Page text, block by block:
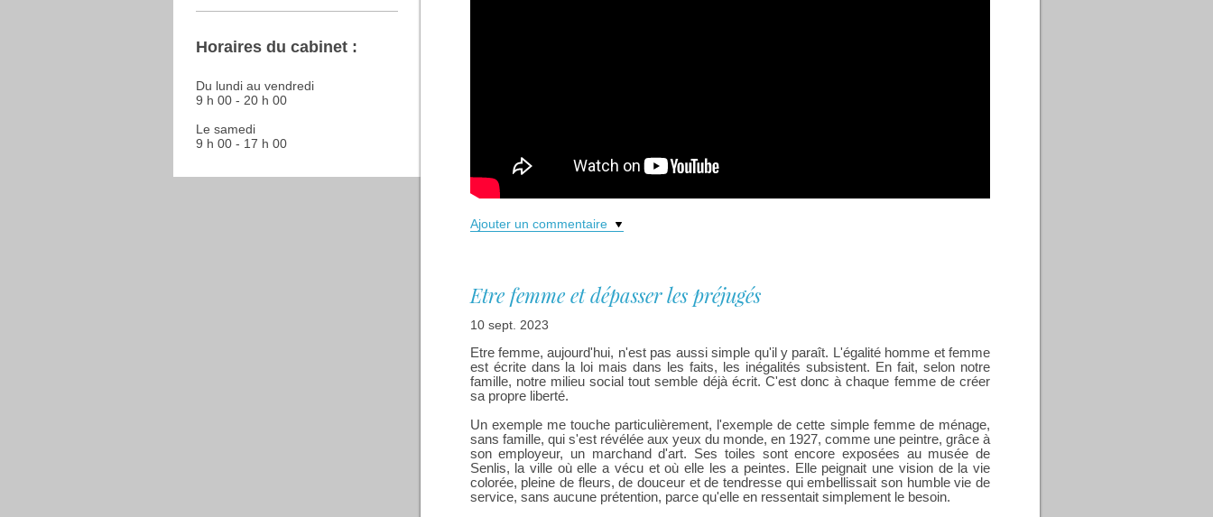
Ajouter un commentaire
Etre femme et dépasser les préjugés
10 sept. 2023
Etre femme, aujourd'hui, n'est pas aussi simple qu'il y paraît. L'égalité homme et femme
est écrite dans la loi mais dans les faits, les inégalités subsistent. En fait, selon notre
famille, notre milieu social tout semble déjà écrit. C'est donc à chaque femme de créer
sa propre liberté.
Un exemple me touche particulièrement, l'exemple de cette simple femme de ménage,
sans famille, qui s'est révélée aux yeux du monde, en 1927, comme une peintre, grâce à
son employeur, un marchand d'art. Ses toiles sont encore exposées au musée de
Senlis, la ville où elle a vécu et où elle les a peintes. Elle peignait une vision de la vie
colorée, pleine de fleurs, de douceur et de tendresse qui embellissait son humble vie de
service, sans aucune prétention, parce qu'elle en ressentait simplement le besoin.
Horaires du cabinet :
Du lundi au vendredi
9 h 00 - 20 h 00
Le samedi
9 h 00 - 17 h 00